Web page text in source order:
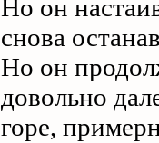
Но он
снова
Но он
довольно
горе,